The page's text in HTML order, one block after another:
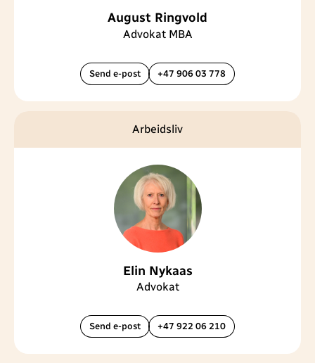
August Ringvold
Advokat MBA
Send e-post +47 906 03 778
Arbeidsliv
Elin Nykaas
Advokat
Send e-post +47 922 06 210